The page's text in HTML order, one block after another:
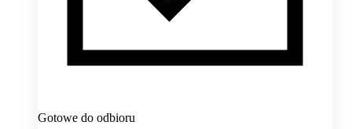
Gotowe do odbioru